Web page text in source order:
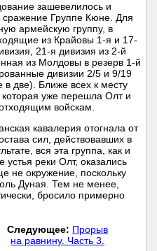
зашевелилось и
Группе Кюне. Для
армейскую группу, в
из Крайовы 1-я и 17-
21-я дивизия из 2-й
из Молдовы в резерв 1-й
дивизии 2/5 и 9/19
в две). Ближе всех к месту
уже перешла Олт и
войскам.
кавалерия отогнала от
сил, действовавших в
вся эта группа, как и
реки Олт, оказались
не окружение, поскольку
Дуная. Тем не менее,
бросило примерно
Следующее: Прорыв
на равнину. Часть 3.